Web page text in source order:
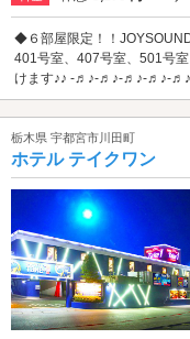
◆６部屋限定！！
401号室、407号室、501号
けます♪♪ -♬♪-♬♪-♬♪-♬♪-
栃木県 宇都宮市川田町
ホテル テイクワン